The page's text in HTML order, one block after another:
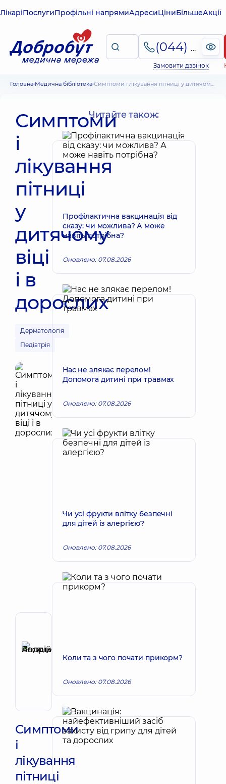
ЛікаріПослугиПрофільні напрямиАдресиЦіниБільшеАкції
(044) 495-2-888
Замовити дзвінок
Головна Медична бібліотека Симптоми і лікування пітниці у дитячому віці і в дорослих
Симптоми
і
лікування
пітниці
у
дитячому
віці
і в
дорослих
Дерматологія
Педіатрія
Андрій
Хірург
ендоваскулярний
Запис до лікаря
Симптоми
і
лікування
пітниці
Читайте також:
Профілактична вакцинація від
сказу: чи можлива? А може
навіть потрібна?
Оновлено: 07.08.2026
Нас не злякає перелом!
Допомога дитині при травмах
Оновлено: 07.08.2026
Чи усі фрукти влітку безпечні
для дітей із алергією?
Оновлено: 07.08.2026
Коли та з чого почати прикорм?
Оновлено: 07.08.2026